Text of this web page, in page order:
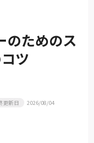
のためのス
コツ
更新日
2026/08/04